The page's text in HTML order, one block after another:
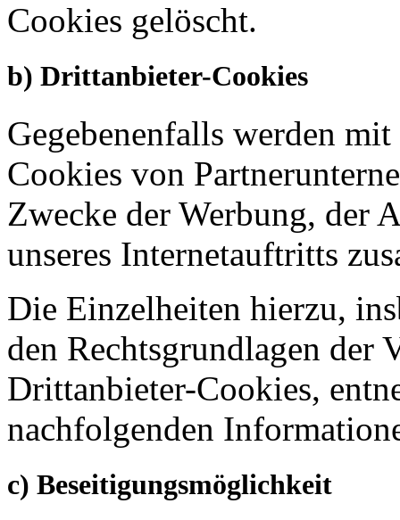
Cookies gelöscht.
b) Drittanbieter-Cookies
Gegebenenfalls werden
Cookies von
Zwecke der Werbung, der
unseres Internetauftritts
Die Einzelheiten hierzu,
den Rechtsgrundlagen der
Drittanbieter-Cookies,
nachfolgenden
c) Beseitigungsmöglichkeit